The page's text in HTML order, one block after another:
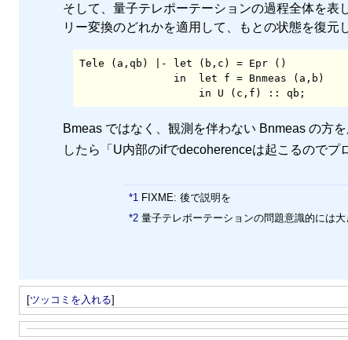
そして、量子テレポーテーションの過程全体を表
リー変換のどれかを適用して、もとの状態を復元
Tele (a,qb) |- let (b,c) = Epr ()
                   in U (c,f) :: qb;
Bmeas ではなく、観測を伴わない Bnmeas の方
したら「U内部のifでdecoherenceは起こるので
*1 FIXME: 後で説明を
*2 量子テレポーテーションの問題意識的には
[ツッコミを入れる]